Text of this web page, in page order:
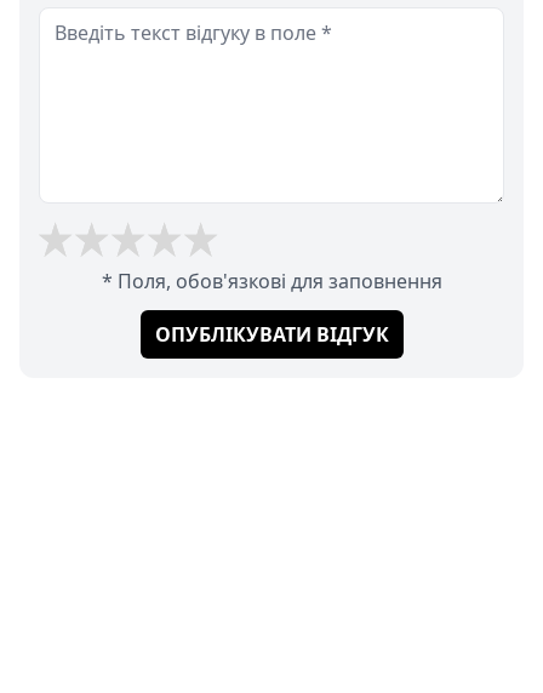
* Поля, обов'язкові для заповнення
ОПУБЛІКУВАТИ ВІДГУК